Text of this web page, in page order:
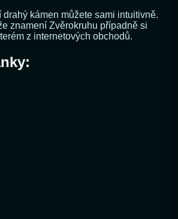
kámen můžete sami intuitivně.
znamení Zvěrokruhu případně si
z internetových obchodů.